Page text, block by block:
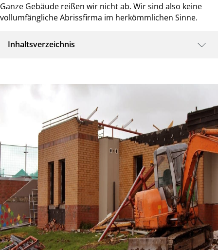
Ganze Gebäude reißen wir nicht ab. Wir sind also keine
vollumfängliche Abrissfirma im herkömmlichen Sinne.
Inhaltsverzeichnis
ums Haus - wirksam und sauber
Versetzung und Erneuerung von Mauern, Zäunen
Worauf kommt es beim Abbruch an?
Abbrucharbeiten Ulm - Ein Beispiel
Ihre gut erreichbare und lokale Abbruchfirma